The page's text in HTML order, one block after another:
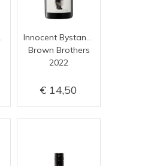
Brown Brothers
2022
14,50